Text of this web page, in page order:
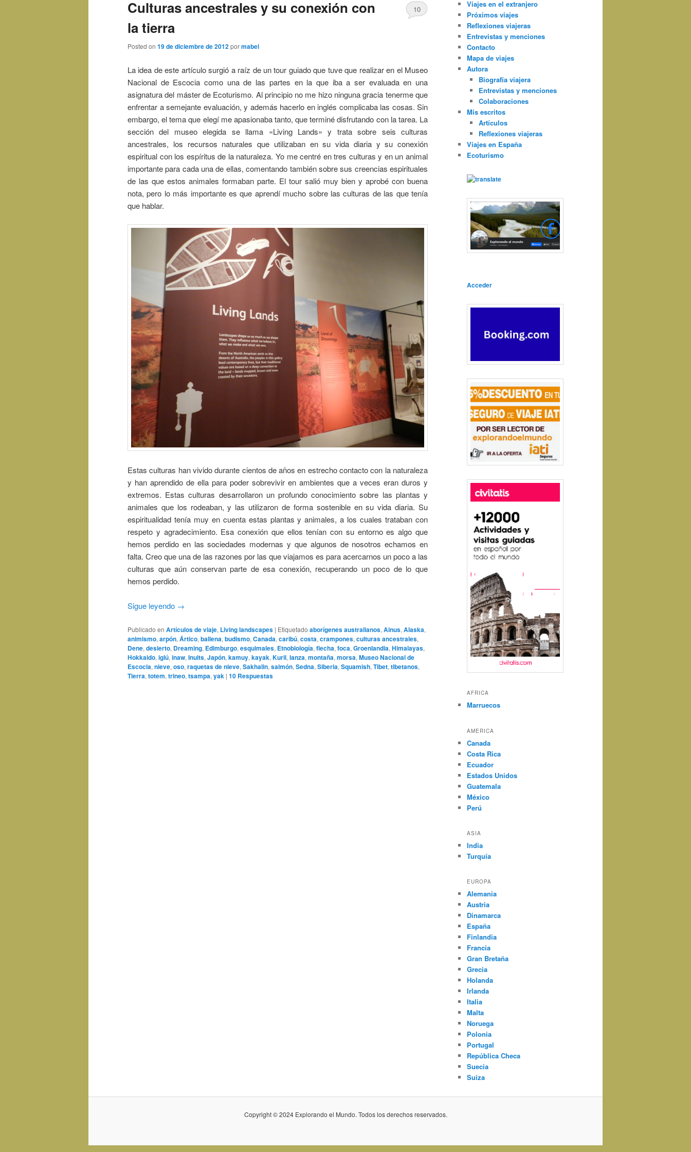
Culturas ancestrales y su conexión con
la tierra
Posted on 19 de diciembre de 2012pormabel
10
La idea de este artículo surgió a raíz de un tour guiado que tuve que realizar en el Museo
Nacional de Escocia como una de las partes en la que iba a ser evaluada en una
asignatura del máster de Ecoturismo. Al principio no me hizo ninguna gracia tenerme que
enfrentar a semejante evaluación, y además hacerlo en inglés complicaba las cosas. Sin
embargo, el tema que elegí me apasionaba tanto, que terminé disfrutando con la tarea. La
sección del museo elegida se llama «Living Lands» y trata sobre seis culturas
ancestrales, los recursos naturales que utilizaban en su vida diaria y su conexión
espiritual con los espíritus de la naturaleza. Yo me centré en tres culturas y en un animal
importante para cada una de ellas, comentando también sobre sus creencias espirituales
de las que estos animales formaban parte. El tour salió muy bien y aprobé con buena
nota, pero lo más importante es que aprendí mucho sobre las culturas de las que tenía
que hablar.
Estas culturas han vivido durante cientos de años en estrecho contacto con la naturaleza
y han aprendido de ella para poder sobrevivir en ambientes que a veces eran duros y
extremos. Estas culturas desarrollaron un profundo conocimiento sobre las plantas y
animales que los rodeaban, y las utilizaron de forma sostenible en su vida diaria. Su
espiritualidad tenía muy en cuenta estas plantas y animales, a los cuales trataban con
respeto y agradecimiento. Esa conexión que ellos tenían con su entorno es algo que
hemos perdido en las sociedades modernas y que algunos de nosotros echamos en
falta. Creo que una de las razones por las que viajamos es para acercarnos un poco a las
culturas que aún conservan parte de esa conexión, recuperando un poco de lo que
hemos perdido.
Sigue leyendo →
Publicado en Artículos de viaje, Living landscapes | Etiquetado aborígenes australianos, Ainus, Alaska,
animismo, arpón, Ártico, ballena, budismo, Canada, caribú, costa, crampones, culturas ancestrales,
Dene, desierto, Dreaming, Edimburgo, esquimales, Etnobiología, flecha, foca, Groenlandia, Himalayas,
Hokkaido, iglú, inaw, Inuits, Japón, kamuy, kayak, Kuril, lanza, montaña, morsa, Museo Nacional de
Escocia, nieve, oso, raquetas de nieve, Sakhalin, salmón, Sedna, Siberia, Squamish, Tibet, tibetanos,
Tierra, totem, trineo, tsampa, yak | 10 Respuestas
Viajes en el extranjero
Próximos viajes
Reflexiones viajeras
Entrevistas y menciones
Contacto
Mapa de viajes
Autora
Biografía viajera
Entrevistas y menciones
Colaboraciones
Mis escritos
Artículos
Reflexiones viajeras
Viajes en España
Ecoturismo
Acceder
AFRICA
Marruecos
AMERICA
Canada
Costa Rica
Ecuador
Estados Unidos
Guatemala
México
Perú
ASIA
India
Turquía
EUROPA
Alemania
Austria
Dinamarca
España
Finlandia
Francia
Gran Bretaña
Grecia
Holanda
Irlanda
Italia
Malta
Noruega
Polonia
Portugal
República Checa
Suecia
Suiza
Copyright © 2024 Explorando el Mundo. Todos los derechos reservados.